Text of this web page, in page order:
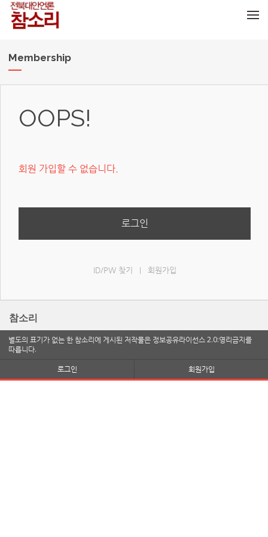
Membership
OOPS!
회원 가입할 수 없습니다.
로그인
ID/PW 찾기 회원가입
참소리
별도의 표기가 없는 한 참소리에 게시된 저작물은 정보공유라이선스 2.0:영리금지를
따릅니다.
로그인
회원가입